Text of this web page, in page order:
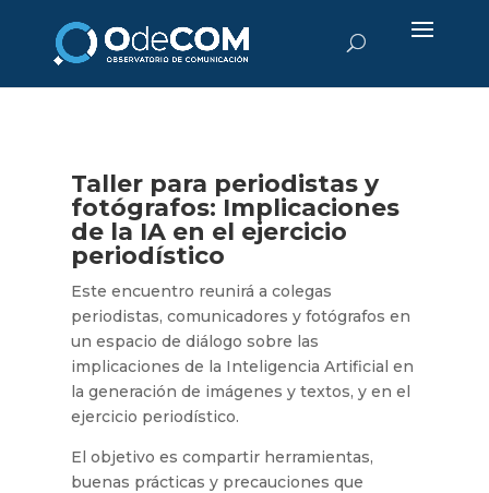
Taller para periodistas y
fotógrafos: Implicaciones
de la IA en el ejercicio
periodístico
Este encuentro reunirá a colegas
periodistas, comunicadores y fotógrafos en
un espacio de diálogo sobre las
implicaciones de la Inteligencia Artificial en
la generación de imágenes y textos, y en el
ejercicio periodístico.
El objetivo es compartir herramientas,
buenas prácticas y precauciones que